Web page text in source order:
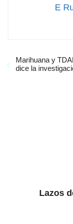
E
Marihuana y
dice la
Lazos